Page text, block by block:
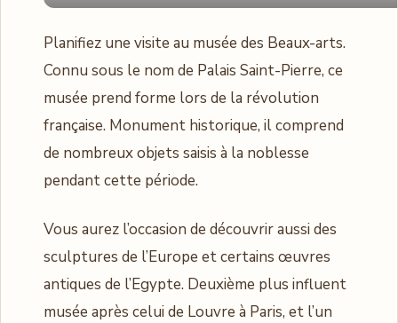
Planifiez une visite au musée des Beaux-arts.
Connu sous le nom de Palais Saint-Pierre, ce
musée prend forme lors de la révolution
française. Monument historique, il comprend
de nombreux objets saisis à la noblesse
pendant cette période.
Vous aurez l’occasion de découvrir aussi des
sculptures de l’Europe et certains œuvres
antiques de l’Egypte. Deuxième plus influent
musée après celui de Louvre à Paris, et l’un